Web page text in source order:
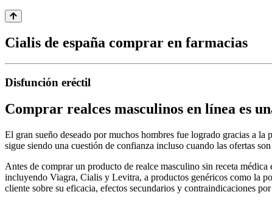
Cialis de españa comprar en farmacias
Disfunción eréctil
Comprar realces masculinos en línea es
El gran sueño deseado por muchos hombres fue logrado gracias a
sigue siendo una cuestión de confianza incluso cuando las ofertas
Antes de comprar un producto de realce masculino sin receta
incluyendo Viagra, Cialis y Levitra, a productos genéricos como la
cliente sobre su eficacia, efectos secundarios y contraindicaciones